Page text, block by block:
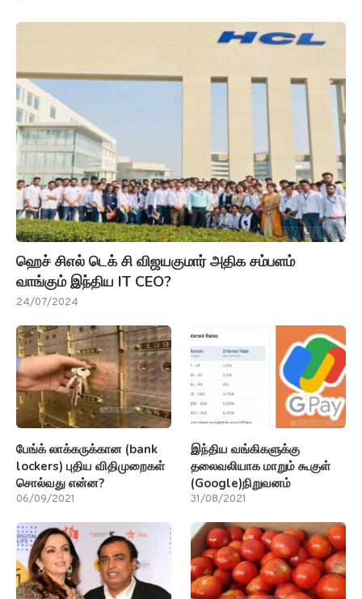
ஹெச் சிஎல் டெக் சி விஜயகுமார் அதிக சம்பளம்
வாங்கும் இந்திய IT CEO?
24/07/2024
பேங்க் லாக்கருக்கான (bank
lockers) புதிய விதிமுறைகள்
சொல்வது என்ன?
06/09/2021
இந்திய வங்கிகளுக்கு
தலைவலியாக மாறும் கூகுள்
(Google)நிறுவனம்
31/08/2021